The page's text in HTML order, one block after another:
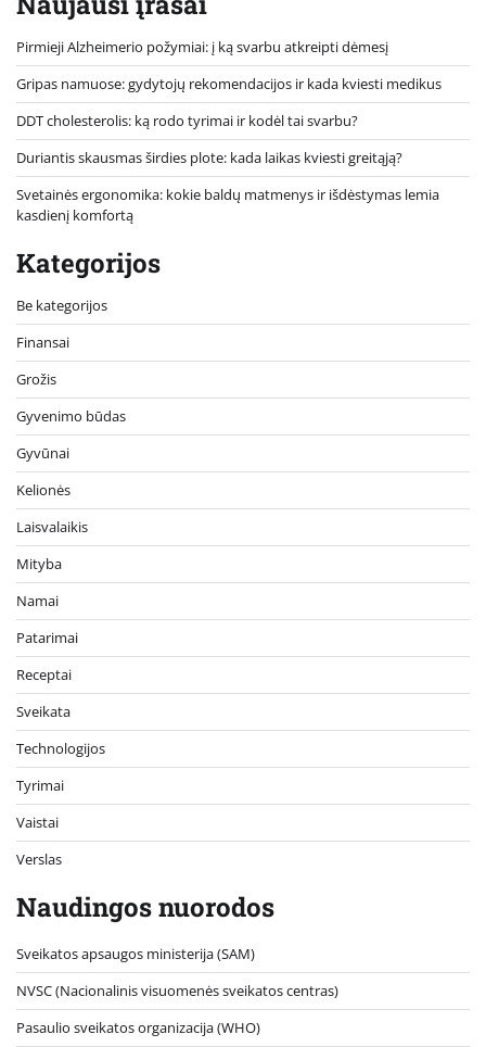
Pirmieji Alzheimerio požymiai: į ką svarbu atkreipti dėmesį
Gripas namuose: gydytojų rekomendacijos ir kada kviesti medikus
DDT cholesterolis: ką rodo tyrimai ir kodėl tai svarbu?
Duriantis skausmas širdies plote: kada laikas kviesti greitąją?
Svetainės ergonomika: kokie baldų matmenys ir išdėstymas lemia
kasdienį komfortą
Kategorijos
Be kategorijos
Finansai
Grožis
Gyvenimo būdas
Gyvūnai
Kelionės
Laisvalaikis
Mityba
Namai
Patarimai
Receptai
Sveikata
Technologijos
Tyrimai
Vaistai
Verslas
Naudingos nuorodos
Sveikatos apsaugos ministerija (SAM)
NVSC (Nacionalinis visuomenės sveikatos centras)
Pasaulio sveikatos organizacija (WHO)